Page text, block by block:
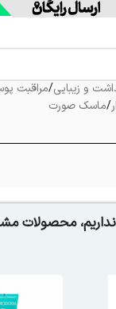
و زیبایی/مراقبت
/ماسک صورت
محصولات